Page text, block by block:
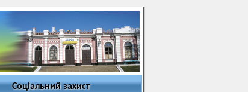
Соціальний захист